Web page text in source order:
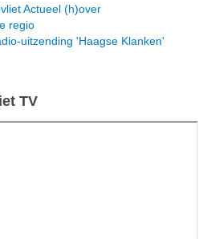
Actueel (h)over
regio
uitzending 'Haagse Klanken'
TV